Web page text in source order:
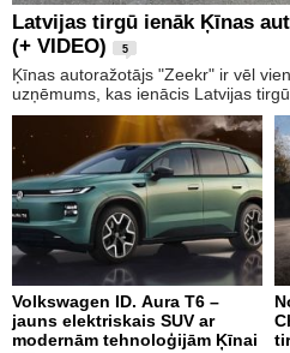
Latvijas tirgū ienāk Ķīnas
(+ VIDEO)
5
Ķīnas autoražotājs "Zeekr" ir vēl
uzņēmums, kas ienācis Latvijas tirgū.
Volkswagen ID. Aura T6 –
jauns elektriskais SUV ar
modernām tehnoloģijām Ķīnai